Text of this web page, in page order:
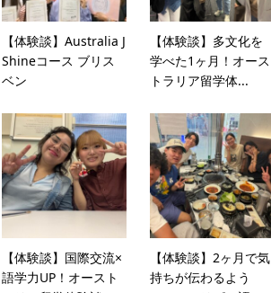
【体験談】Australia J
Shineコース ブリス
ベン
【体験談】多文化を
学べた1ヶ月！オース
トラリア留学体...
【体験談】国際交流×
語学力UP！オースト
【体験談】2ヶ月で気
持ちが伝わるよう